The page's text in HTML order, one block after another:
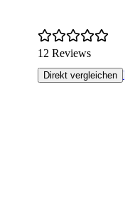
12 Reviews
Direkt vergleichen